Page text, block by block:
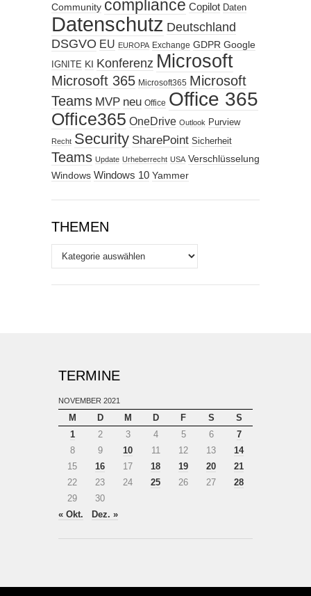
Community compliance Copilot Daten
Datenschutz Deutschland
DSGVO EU EUROPA Exchange GDPR Google
IGNITE KI Konferenz Microsoft
Microsoft 365 Microsoft365 Microsoft
Teams MVP neu Office Office 365
Office365 OneDrive Outlook Purview
Recht Security SharePoint Sicherheit
Teams Update Urheberrecht USA Verschlüsselung
Windows Windows 10 Yammer
THEMEN
Themen
TERMINE
NOVEMBER 2021
M D M D F S
S
1
2 3 4 5 6
7
8
9 10 11 12 13
14
15
16 17 18 19 20
21
22
23 24 25 26 27
28
29
30
« Okt.
Dez. »